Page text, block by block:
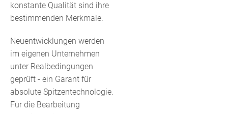
konstante Qualität sind ihre
bestimmenden Merkmale.
Neuentwicklungen werden
im eigenen Unternehmen
unter Realbedingungen
geprüft - ein Garant für
absolute Spitzentechnologie.
Für die Bearbeitung